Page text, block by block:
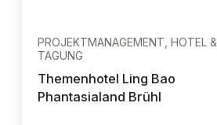
PROJEKTMANAGEMENT, HOTEL &
TAGUNG
Themenhotel Ling Bao
Phantasialand Brühl